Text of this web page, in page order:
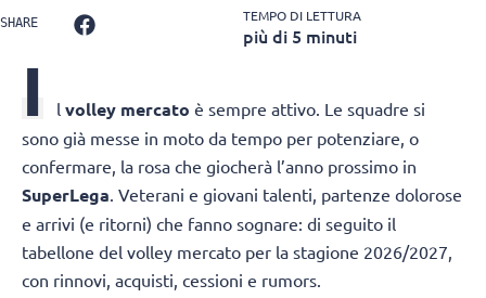
SHARE TEMPO DI LETTURA
più di 5 minuti
I l volley mercato è sempre attivo. Le squadre si
sono già messe in moto da tempo per potenziare, o
confermare, la rosa che giocherà l’anno prossimo in
SuperLega. Veterani e giovani talenti, partenze dolorose
e arrivi (e ritorni) che fanno sognare: di seguito il
tabellone del volley mercato per la stagione 2026/2027,
con rinnovi, acquisti, cessioni e rumors.